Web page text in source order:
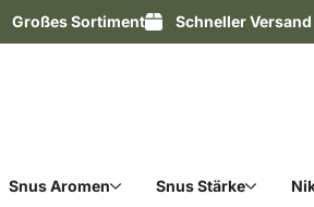
Großes Sortiment Schneller Versand
Snus Aromen Snus Stärke